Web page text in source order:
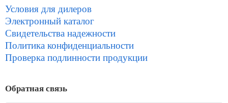
Условия для дилеров
Электронный каталог
Свидетельства надежности
Политика конфиденциальности
Проверка подлинности продукции
Обратная связь